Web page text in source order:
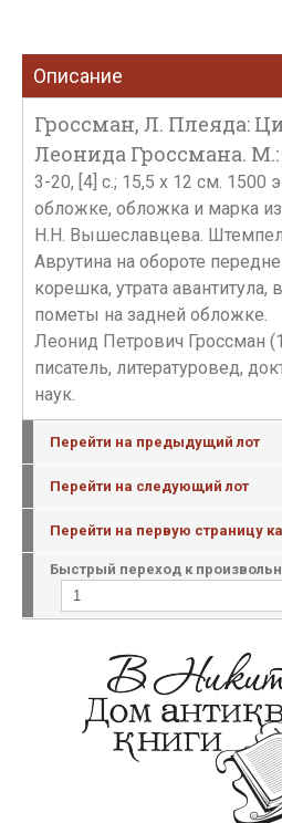
Описание
Гроссман, Л. Плеяда:
Леонида Гроссмана. М.:
3-20, [4] c.; 15,5 x 12 см. 1500
обложке, обложка и марка
Н.Н. Вышеславцева.
Аврутина на обороте
корешка, утрата авантитула,
пометы на задней обложке.
Леонид Петрович Гроссман
писатель, литературовед,
наук.
Перейти на предыдущий лот
Перейти на следующий лот
Перейти на первую страницу
Быстрый переход к